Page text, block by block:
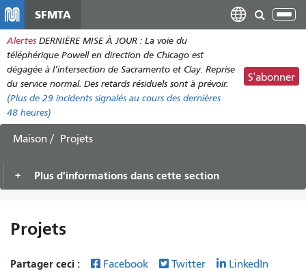
contenu
principal
SFMTA
Alertes DERNIÈRE MISE À JOUR : La voie du
téléphérique Powell en direction de Chicago est
dégagée à l’intersection de Sacramento et Clay. Reprise
du service normal. Des retards résiduels sont à prévoir.
(Plus de 29 incidents signalés au cours des dernières
48 heures)
S'abonner
Maison Projets
Plus d'informations dans cette section
Projets
Partager ceci : Facebook Twitter LinkedIn